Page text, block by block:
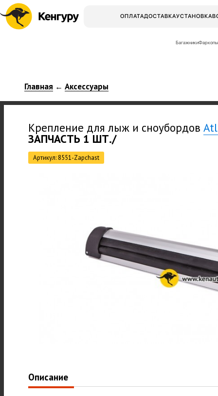
ОПЛАТАДОСТАВКАУСТАНОВКА
БагажникиФаркопы
Главная ← Аксессуары
Крепление для лыж и сноубордов
ЗАПЧАСТЬ 1 ШТ./
Артикул: 8551-Zapchast
Описание